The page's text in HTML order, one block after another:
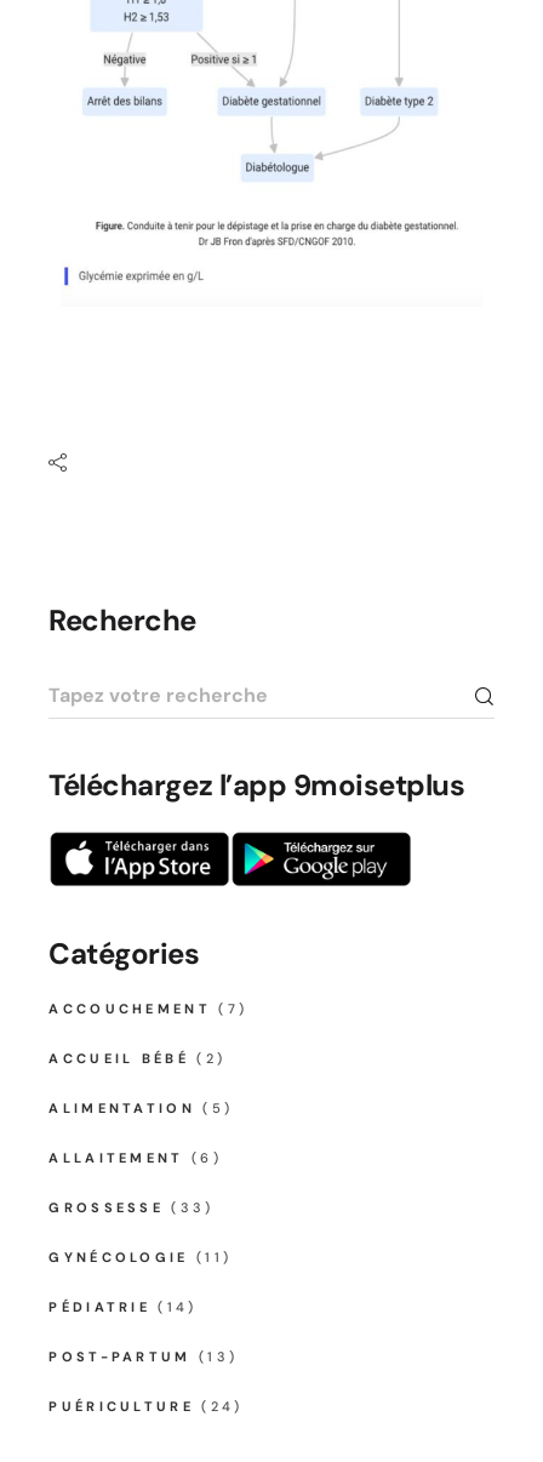
Recherche
Téléchargez l’app 9moisetplus
Catégories
ACCOUCHEMENT (7)
ACCUEIL BÉBÉ (2)
ALIMENTATION (5)
ALLAITEMENT (6)
GROSSESSE (33)
GYNÉCOLOGIE (11)
PÉDIATRIE (14)
POST-PARTUM (13)
PUÉRICULTURE (24)